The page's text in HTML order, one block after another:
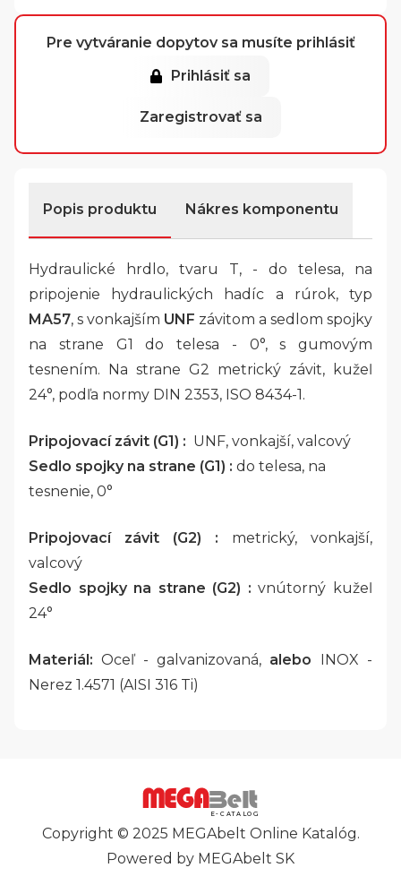
Pre vytváranie dopytov sa musíte prihlásiť
Prihlásiť sa
Zaregistrovať sa
Popis produktu Nákres komponentu
Hydraulické hrdlo, tvaru T, - do telesa, na
pripojenie hydraulických hadíc a rúrok, typ
MA57, s vonkajším UNF závitom a sedlom spojky
na strane G1 do telesa - 0°, s gumovým
tesnením. Na strane G2 metrický závit, kužeľ
24°, podľa normy DIN 2353, ISO 8434-1.
Pripojovací závit (G1) : UNF, vonkajší, valcový
Sedlo spojky na strane (G1) : do telesa, na
tesnenie, 0°
Pripojovací závit (G2) : metrický, vonkajší,
valcový
Sedlo spojky na strane (G2) : vnútorný kužeľ
24°
Materiál: Oceľ - galvanizovaná, alebo INOX -
Nerez 1.4571 (AISI 316 Ti)
E-CATALOG
Copyright © 2025 MEGAbelt Online Katalóg.
Powered by MEGAbelt SK